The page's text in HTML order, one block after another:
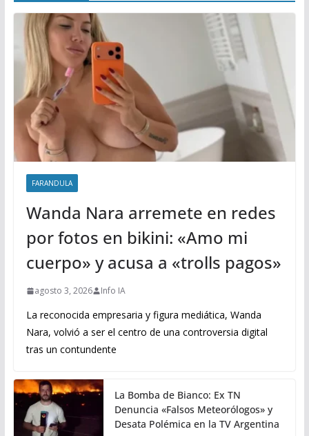
FARANDULA
Wanda Nara arremete en redes
por fotos en bikini: «Amo mi
cuerpo» y acusa a «trolls pagos»
agosto 3, 2026 Info IA
La reconocida empresaria y figura mediática, Wanda
Nara, volvió a ser el centro de una controversia digital
tras un contundente
La Bomba de Bianco: Ex TN
Denuncia «Falsos Meteorólogos» y
Desata Polémica en la TV Argentina